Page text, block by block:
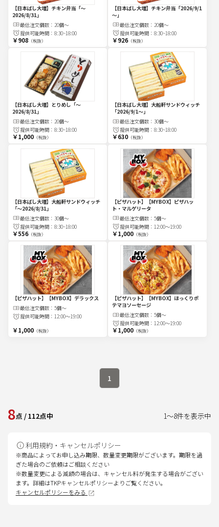
【日本ばし大増】チキン弁当「～
2026/8/31」
最低注文個数： 20個～
提供可能時間： 8:30~18:00
￥908（税抜）
【日本ばし大増】チキン弁当「2026/9/1
～」
最低注文個数： 20個～
提供可能時間： 8:30~18:00
￥926（税抜）
【日本ばし大増】とりめし 「～
2026/8/31」
最低注文個数： 20個～
提供可能時間： 8:30~18:00
￥1,000（税抜）
【日本ばし大増】大船軒サンドウィッチ
「2026/9/1～」
最低注文個数： 30個～
提供可能時間： 8:30~18:00
￥630（税抜）
【日本ばし大増】大船軒サンドウィッチ
「～2026/8/31」
最低注文個数： 30個～
提供可能時間： 8:30~18:00
￥556（税抜）
【ピザハット】【MYBOX】ピザハッ
ト・マルゲリータ
最低注文個数： 5個～
提供可能時間： 12:00～19:00
￥1,000（税抜）
【ピザハット】【MYBOX】デラックス
最低注文個数： 5個～
提供可能時間： 12:00～19:00
￥1,000（税抜）
【ピザハット】【MYBOX】ほっくりポ
テマヨソーセージ
最低注文個数： 5個～
提供可能時間： 12:00～19:00
￥1,000（税抜）
1
8点 / 112点中 1～8件を表示中
利用規約・キャンセルポリシー
※商品によってお申し込み期限、数量変更期限がございます。期限を過
ぎた場合のご依頼はご相談ください
※数量変更による減額の場合は、キャンセル料が発生する場合がござい
ます。詳細はTKPキャンセルポリシーよりご覧ください。
キャンセルポリシーをみる